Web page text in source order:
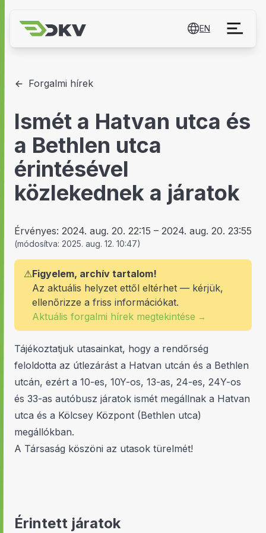
EN
Forgalmi hírek
Ismét a Hatvan utca és
a Bethlen utca
érintésével
közlekednek a járatok
Érvényes: 2024. aug. 20. 22:15 – 2024. aug. 20. 23:55
(módosítva: 2025. aug. 12. 10:47)
⚠Figyelem, archív tartalom!
Az aktuális helyzet ettől eltérhet — kérjük,
ellenőrizze a friss információkat.
Aktuális forgalmi hírek megtekintése →
Tájékoztatjuk utasainkat, hogy a rendőrség
feloldotta az útlezárást a Hatvan utcán és a Bethlen
utcán, ezért a 10-es, 10Y-os, 13-as, 24-es, 24Y-os
és 33-as autóbusz járatok ismét megállnak a Hatvan
utca és a Kölcsey Központ (Bethlen utca)
megállókban.
A Társaság köszöni az utasok türelmét!
Érintett járatok